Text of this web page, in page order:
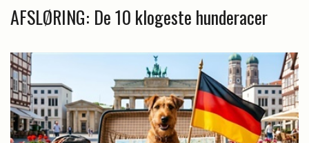
AFSLØRING: De 10 klogeste hunderacer